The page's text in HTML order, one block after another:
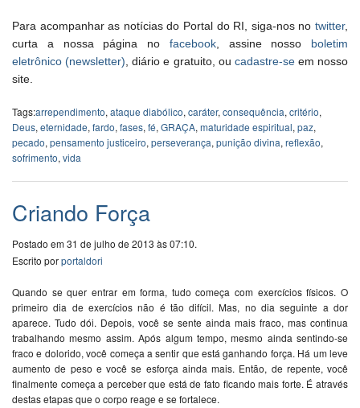
Para acompanhar as notícias do Portal do RI, siga-nos no twitter,
curta a nossa página no facebook, assine nosso boletim
eletrônico (newsletter), diário e gratuito, ou cadastre-seem nosso
site.
Tags:arrependimento, ataque diabólico, caráter, consequência, critério,
Deus, eternidade, fardo, fases, fé, GRAÇA, maturidade espiritual, paz,
pecado, pensamento justiceiro, perseverança, punição divina, reflexão,
sofrimento, vida
Criando Força
Postado em 31 de julho de 2013 às 07:10.
Escrito porportaldori
Quando se quer entrar em forma, tudo começa com exercícios físicos. O
primeiro dia de exercícios não é tão difícil. Mas, no dia seguinte a dor
aparece. Tudo dói. Depois, você se sente ainda mais fraco, mas continua
trabalhando mesmo assim. Após algum tempo, mesmo ainda sentindo-se
fraco e dolorido, você começa a sentir que está ganhando força. Há um leve
aumento de peso e você se esforça ainda mais. Então, de repente, você
finalmente começa a perceber que está de fato ficando mais forte. É através
destas etapas que o corpo reage e se fortalece.